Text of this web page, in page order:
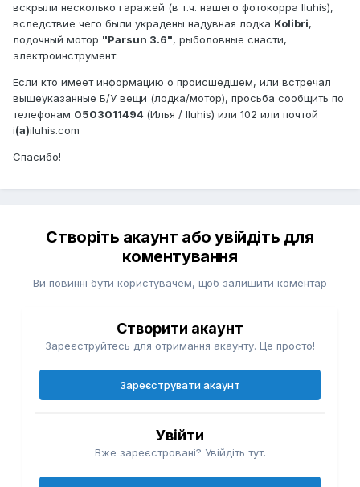
вскрыли несколько гаражей (в т.ч. нашего фотокорра Iluhis),
вследствие чего были украдены надувная лодка Kolibri,
лодочный мотор "Parsun 3.6", рыболовные снасти,
электроинструмент.
Если кто имеет информацию о происшедшем, или встречал
вышеуказанные Б/У вещи (лодка/мотор), просьба сообщить по
телефонам 0503011494 (Илья / Iluhis) или 102 или почтой
i(а)iluhis.com
Спасибо!
Створіть акаунт або увійдіть для
коментування
Ви повинні бути користувачем, щоб залишити коментар
Створити акаунт
Зареєструйтесь для отримання акаунту. Це просто!
Зареєструвати акаунт
Увійти
Вже зареєстровані? Увійдіть тут.